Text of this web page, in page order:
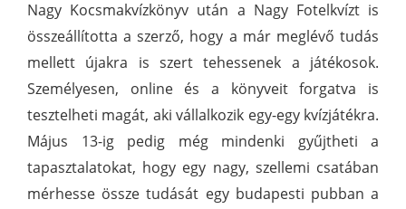
Nagy Kocsmakvízkönyv után a Nagy Fotelkvízt is
összeállította a szerző, hogy a már meglévő tudás
mellett újakra is szert tehessenek a játékosok.
Személyesen, online és a könyveit forgatva is
tesztelheti magát, aki vállalkozik egy-egy kvízjátékra.
Május 13-ig pedig még mindenki gyűjtheti a
tapasztalatokat, hogy egy nagy, szellemi csatában
mérhesse össze tudását egy budapesti pubban a